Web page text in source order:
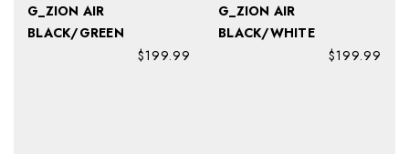
G_ZION AIR
BLACK/GREEN
$199.99
G_ZION AIR
BLACK/WHITE
$199.99